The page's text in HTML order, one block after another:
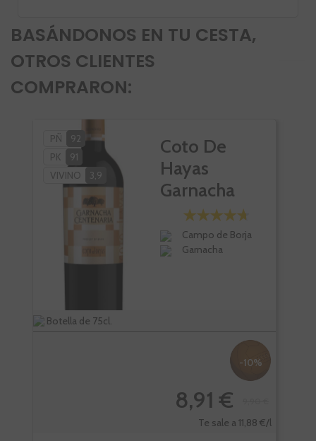
BASÁNDONOS EN TU CESTA,
OTROS CLIENTES
COMPRARON:
PÑ
92
PK
91
VIVINO
3,9
Coto De
Hayas
Garnacha
Centenaria
Campo de Borja
Garnacha
Botella de 75cl.
-10%
8,91 €
Te sale a 11,88 €/l